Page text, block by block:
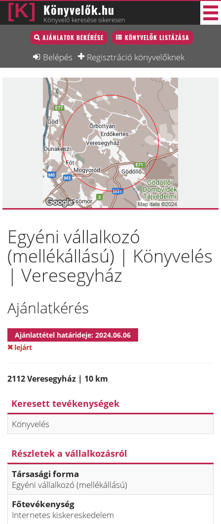
Könyvelők.hu
Könyvelő keresése sikeresen
AJÁNLATOK BEKÉRÉSE KÖNYVELŐK LISTÁZÁSA
Belépés Regisztráció könyvelőknek
Könyvelő lista
Könyvelési munkák
Képzésnaptár
Egyéni vállalkozó
(mellékállású) | Könyvelés
| Veresegyház
Ajánlatkérés
Ajánlattétel határideje: 2024.06.06
lejárt
2112 Veresegyház | 10 km
Keresett tevékenységek
Könyvelés
Részletek a vállalkozásról
Társasági forma
Egyéni vállalkozó (mellékállású)
Főtevékenység
Internetes kiskereskedelem